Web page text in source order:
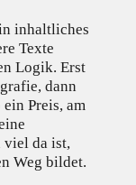
inhaltliches
Texte
Logik. Erst
dann
Preis, am
da ist,
Weg bildet.